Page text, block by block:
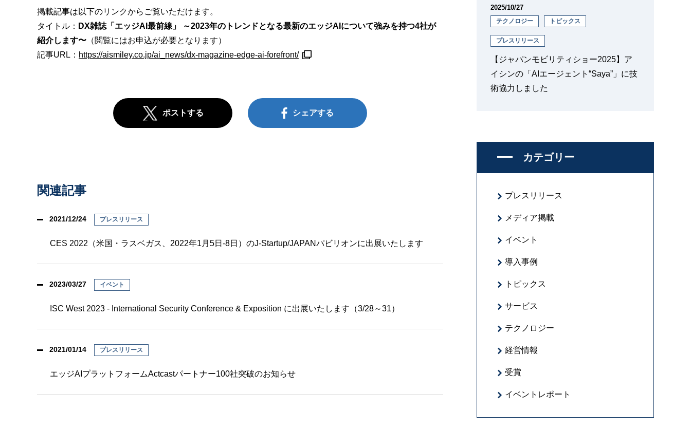
掲載記事は以下のリンクからご覧いただけます。
タイトル： DX雑誌「エッジAI最前線」 ～2023年のトレンドとなる最新のエッジAIについて強みを持つ4社が
紹介します〜 （閲覧にはお申込が必要となります）
記事URL： https://aismiley.co.jp/ai_news/dx-magazine-edge-ai-forefront/
ポストする シェアする
関連記事
2021/12/24 プレスリリース
CES 2022（米国・ラスベガス、2022年1月5日-8日）のJ-Startup/JAPANパビリオンに出展いたします
2023/03/27 イベント
ISC West 2023 - International Security Conference & Exposition に出展いたします（3/28～31）
2021/01/14 プレスリリース
エッジAIプラットフォームActcastパートナー100社突破のお知らせ
2025/10/27
テクノロジー トピックス
プレスリリース
【ジャパンモビリティショー2025】ア
イシンの「AIエージェント“Saya”」に技
術協力しました
カテゴリー
プレスリリース
メディア掲載
イベント
導入事例
トピックス
サービス
テクノロジー
経営情報
受賞
イベントレポート